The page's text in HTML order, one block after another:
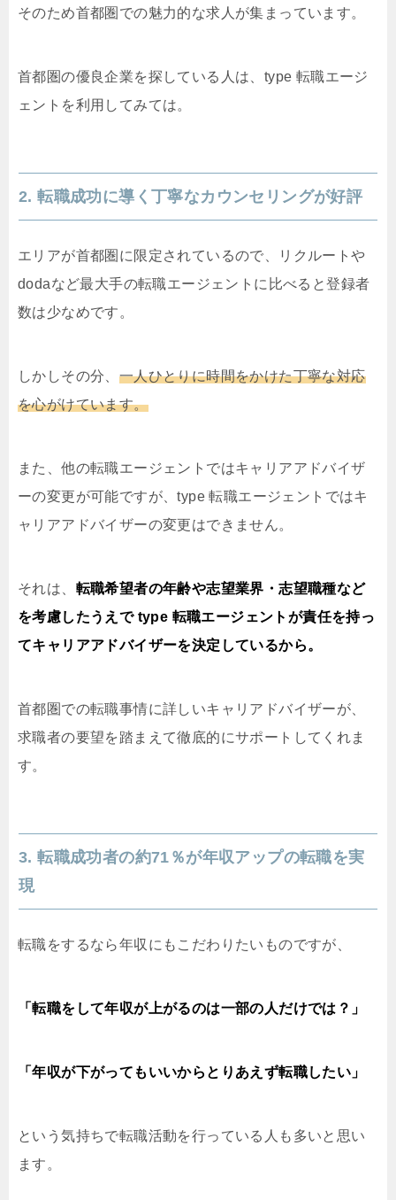
そのため首都圏での魅力的な求人が集まっています。
首都圏の優良企業を探している人は、type 転職エージ
ェントを利用してみては。
2. 転職成功に導く丁寧なカウンセリングが好評
エリアが首都圏に限定されているので、リクルートや
dodaなど最大手の転職エージェントに比べると登録者
数は少なめです。
しかしその分、 一人ひとりに時間をかけた丁寧な対応
を心がけています。
また、他の転職エージェントではキャリアアドバイザ
ーの変更が可能ですが、type 転職エージェントではキ
ャリアアドバイザーの変更はできません。
それは、 転職希望者の年齢や志望業界・志望職種など
を考慮したうえで type 転職エージェントが責任を持っ
てキャリアアドバイザーを決定しているから。
首都圏での転職事情に詳しいキャリアドバイザーが、
求職者の要望を踏まえて徹底的にサポートしてくれま
す。
3. 転職成功者の約71％が年収アップの転職を実
現
転職をするなら年収にもこだわりたいものですが、
「転職をして年収が上がるのは一部の人だけでは？」
「年収が下がってもいいからとりあえず転職したい」
という気持ちで転職活動を行っている人も多いと思い
ます。